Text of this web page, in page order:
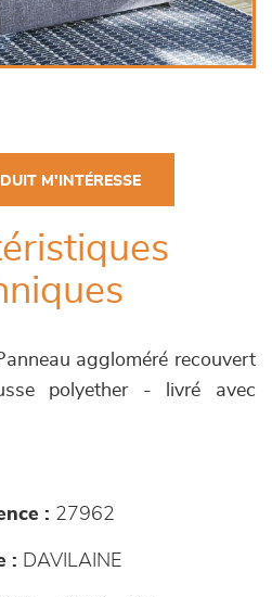
M'INTÉRESSE
aggloméré recouvert
polyether - livré avec
: 27962
: DAVILAINE